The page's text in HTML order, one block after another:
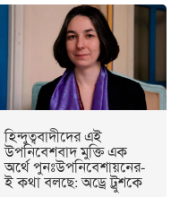
হিন্দুত্ববাদীদের এই
উপনিবেশবাদ মুক্তি এক
অর্থে পুনঃউপনিবেশায়নের-
ই কথা বলছে: অড্রে ট্রুশকে